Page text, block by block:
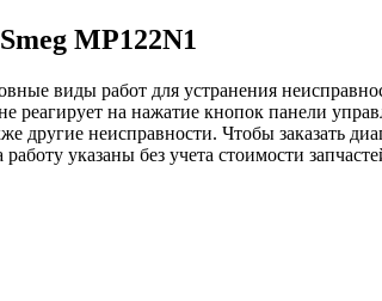
MP122N1
виды работ для устранения
реагирует на нажатие кнопок панели
другие неисправности. Чтобы заказать
указаны без учета стоимости